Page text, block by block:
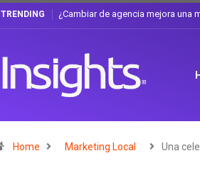
TRENDING Gabriela Herrera y el arte de
Home Marketing Local Una